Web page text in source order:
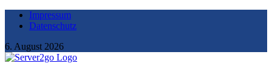
Impressum
Datenschutz
6. August 2026